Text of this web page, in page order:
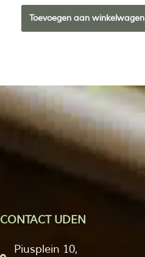
Toevoegen aan winkelwagen
CONTACT UDEN
Piusplein 10,